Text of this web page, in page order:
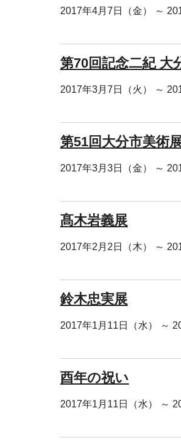
2017年4月7日（金） ～
第70回記念二紀 大
2017年3月7日（火） ～
第51回大分市美術
2017年3月3日（金） ～
髙木岩義展
2017年2月2日（木） ～
鈴木忠実展
2017年1月11日（水） ～
酉年の祝い
2017年1月11日（水） ～